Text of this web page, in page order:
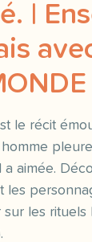
|
le récit
a aimée.
les
sur les rituels